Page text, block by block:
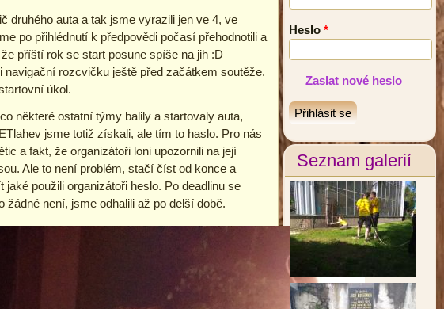
druhého auta a tak jsme vyrazili jen ve 4, ve
po přihlédnutí k předpovědi počasí přehodnotili a
příští rok se start posune spíše na jih :D
rozcvičku ještě před začátkem soutěže.
úkol.
některé ostatní týmy balily a startovaly auta,
jsme totiž získali, ale tím to haslo. Pro nás
a fakt, že organizátoři loni upozornili na její
Ale to není problém, stačí číst od konce a
použili organizátoři heslo. Po deadlinu se
není, jsme odhalili až po delší době.
Heslo *
Zaslat nové heslo
Seznam galerií